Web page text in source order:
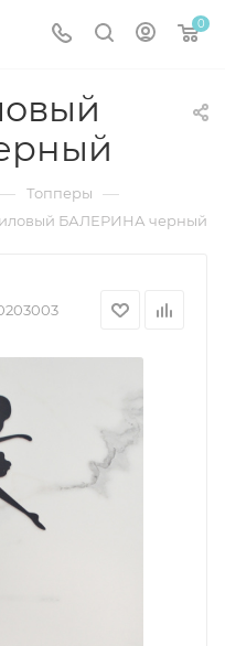
0
— Топперы —
БАЛЕРИНА черный